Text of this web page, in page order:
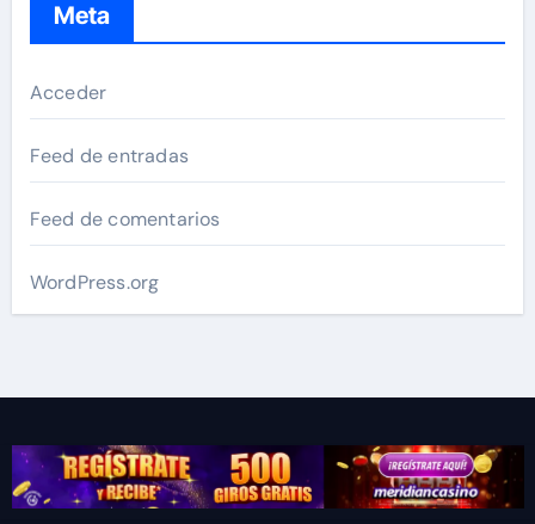
Meta
Acceder
Feed de entradas
Feed de comentarios
WordPress.org